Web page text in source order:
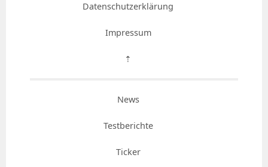
Datenschutzerklärung
Impressum
⇡
News
Testberichte
Ticker